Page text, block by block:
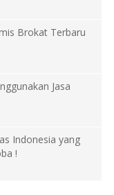
Brokat Terbaru
Jasa
Indonesia yang
!